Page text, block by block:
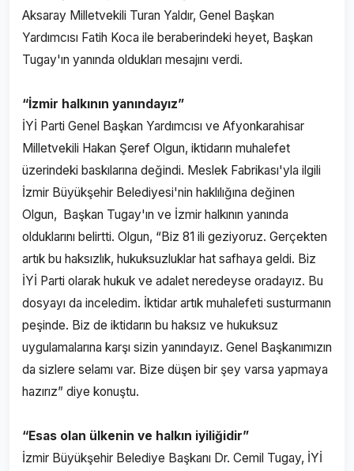
Aksaray Milletvekili Turan Yaldır, Genel Başkan
Yardımcısı Fatih Koca ile beraberindeki heyet, Başkan
Tugay'ın yanında oldukları mesajını verdi.
“İzmir halkının yanındayız”
İYİ Parti Genel Başkan Yardımcısı ve Afyonkarahisar
Milletvekili Hakan Şeref Olgun, iktidarın muhalefet
üzerindeki baskılarına değindi. Meslek Fabrikası'yla ilgili
İzmir Büyükşehir Belediyesi'nin haklılığına değinen
Olgun, Başkan Tugay'ın ve İzmir halkının yanında
olduklarını belirtti. Olgun, “Biz 81 ili geziyoruz. Gerçekten
artık bu haksızlık, hukuksuzluklar hat safhaya geldi. Biz
İYİ Parti olarak hukuk ve adalet neredeyse oradayız. Bu
dosyayı da inceledim. İktidar artık muhalefeti susturmanın
peşinde. Biz de iktidarın bu haksız ve hukuksuz
uygulamalarına karşı sizin yanındayız. Genel Başkanımızın
da sizlere selamı var. Bize düşen bir şey varsa yapmaya
hazırız” diye konuştu.
“Esas olan ülkenin ve halkın iyiliğidir”
İzmir Büyükşehir Belediye Başkanı Dr. Cemil Tugay, İYİ